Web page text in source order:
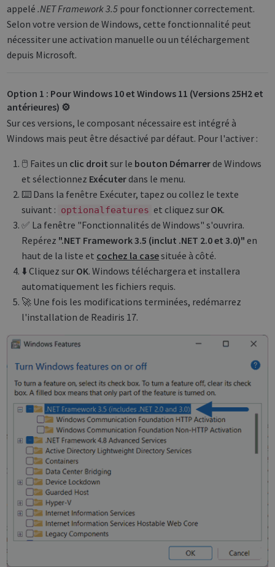
appelé.NET Framework 3.5 pour fonctionner correctement.
Selon votre version de Windows, cette fonctionnalité peut
nécessiter une activation manuelle ou un téléchargement
depuis Microsoft.
Option 1 : Pour Windows 10 et Windows 11 (Versions 25H2 et
antérieures) ⚙️
Sur ces versions, le composant nécessaire est intégré à
Windows mais peut être désactivé par défaut. Pour l'activer :
🖱️ Faites un clic droit sur le bouton Démarrer de Windows
et sélectionnez Exécuter dans le menu.
⌨️ Dans la fenêtre Exécuter, tapez ou collez le texte
suivant : optionalfeatures et cliquez sur OK.
✅ La fenêtre "Fonctionnalités de Windows" s'ouvrira.
Repérez ".NET Framework 3.5 (inclut .NET 2.0 et 3.0)" en
haut de la liste et cochez la casesituée à côté.
⬇️ Cliquez sur OK. Windows téléchargera et installera
automatiquement les fichiers requis.
🚀 Une fois les modifications terminées, redémarrez
l'installation de Readiris 17.